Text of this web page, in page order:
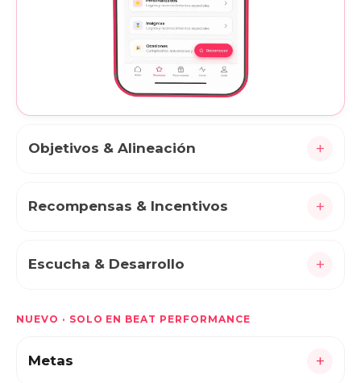
Objetivos & Alineación +
Recompensas & Incentivos +
Escucha & Desarrollo +
NUEVO · SOLO EN BEAT PERFORMANCE
Metas +